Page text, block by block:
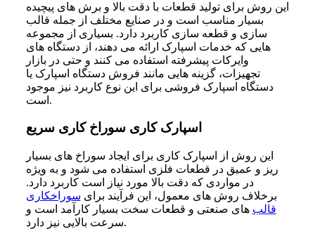
این روش برای تولید قطعات با دقت بالا و برش های پیچیده
بسیار مناسب است و در صنایع مختلف از جمله قالب
سازی و قطعه سازی کاربرد دارد. بسیاری از مجموعه
هایی که خدمات اسپارک ارائه می دهند، از دستگاه های
وایرکات پیشرفته استفاده می کنند و حتی در بازار
تجهیزات، گزینه هایی مانند فروش دستگاه اسپارک یا
دستگاه اسپارک فروشی برای این نوع کاربرد نیز موجود
است.
اسپارک کاری سوراخ کاری سریع
این روش از اسپارک کاری برای ایجاد سوراخ های بسیار
ریز و عمیق در قطعات فلزی استفاده می شود و به ویژه
در مواردی که دقت بالا مورد نیاز است کاربرد دارد.
برخلاف روش های معمول، این فرآیند برای سوراخکاری
قالب های صنعتی و قطعات سخت بسیار کارآمد است و
سرعت بالایی نیز دارد.